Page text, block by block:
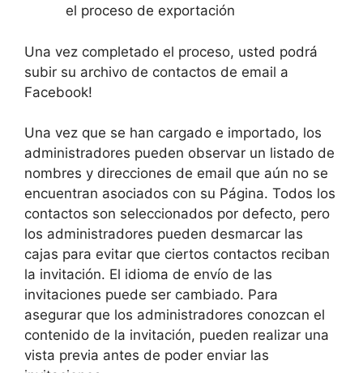
el proceso de exportación
Una vez completado el proceso, usted podrá
subir su archivo de contactos de email a
Facebook!
Una vez que se han cargado e importado, los
administradores pueden observar un listado de
nombres y direcciones de email que aún no se
encuentran asociados con su Página. Todos los
contactos son seleccionados por defecto, pero
los administradores pueden desmarcar las
cajas para evitar que ciertos contactos reciban
la invitación. El idioma de envío de las
invitaciones puede ser cambiado. Para
asegurar que los administradores conozcan el
contenido de la invitación, pueden realizar una
vista previa antes de poder enviar las